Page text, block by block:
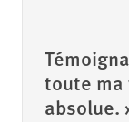
toute ma
absolue.